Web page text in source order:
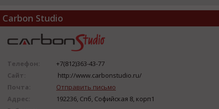
Carbon Studio
Телефон:
+7(812)363-43-77
Сайт:
http://www.carbonstudio.ru/
Почта:
Отправить письмо
Адрес:
192236, Спб, Софийская 8, корп1